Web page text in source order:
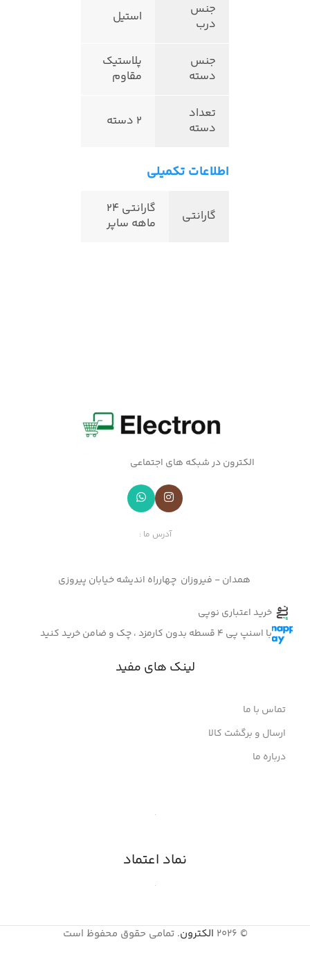
جنس
درب
استیل
جنس
دسته
پلاستیک
مقاوم
تعداد
دسته
2 دسته
اطلاعات تکمیلی
گارانتی
گارانتی 24
ماهه ساپر
الکترون در شبکه های اجتماعی
آدرس ما :
همدان - فیروزان چهارراه اندیشه خیابان پیروزی
خرید اعتباری نوپی
با اسنپ پی 4 قسطه بدون کارمزد ، چک و ضامن خرید کنید
لینک های مفید
تماس با ما
ارسال و برگشت کالا
درباره ما
نماد اعتماد
© 2026 الکترون. تمامی حقوق محفوظ است